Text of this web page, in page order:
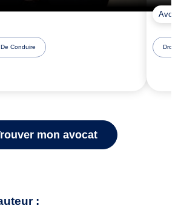
Conduire Droit
mon avocat
: